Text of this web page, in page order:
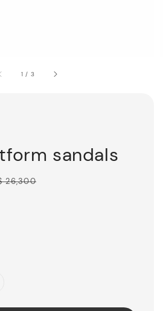
1 / 3
sandals
26,300